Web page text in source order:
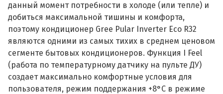
данный момент потребности в холоде (или тепле) и
добиться максимальной тишины и комфорта,
поэтому кондиционер Gree Pular Inverter Eco R32
являются одними из самых тихих в среднем ценовом
сегменте бытовых кондиционеров. Функция I Feel
(работа по температурному датчику на пульте ДУ)
создает максимально комфортные условия для
пользователя, режим поддержания +8°С в режиме